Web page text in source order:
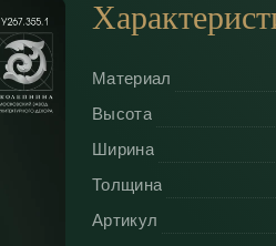
Материал
Высота
Ширина
Толщина
Артикул